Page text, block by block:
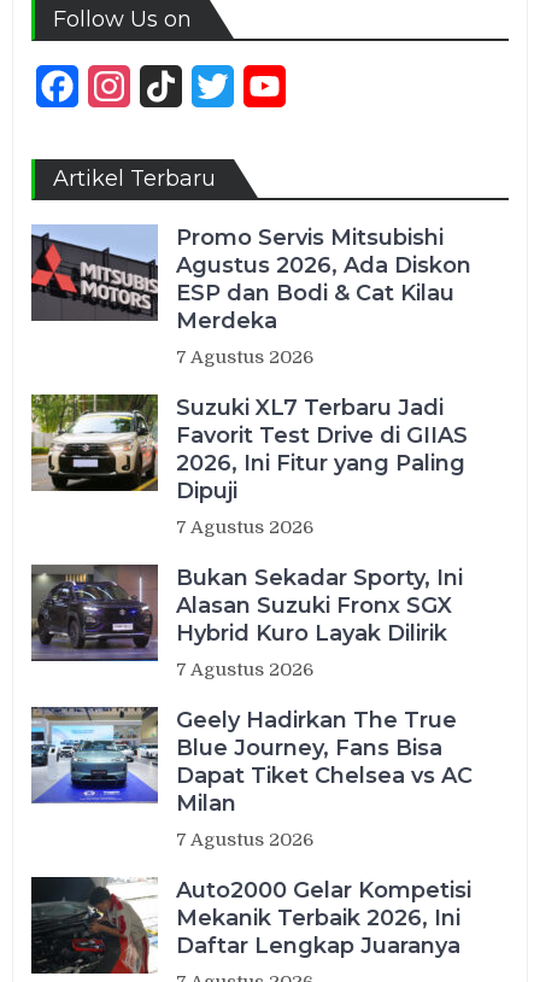
Follow Us on
FacebookInstagram
TikTok Twitter
Artikel Terbaru
Promo Servis Mitsubishi
Agustus 2026, Ada Diskon
ESP dan Bodi & Cat Kilau
Merdeka
7 Agustus 2026
Suzuki XL7 Terbaru Jadi
Favorit Test Drive di GIIAS
2026, Ini Fitur yang Paling
Dipuji
7 Agustus 2026
Bukan Sekadar Sporty, Ini
Alasan Suzuki Fronx SGX
Hybrid Kuro Layak Dilirik
7 Agustus 2026
Geely Hadirkan The True
Blue Journey, Fans Bisa
Dapat Tiket Chelsea vs AC
Milan
7 Agustus 2026
Auto2000 Gelar Kompetisi
Mekanik Terbaik 2026, Ini
Daftar Lengkap Juaranya